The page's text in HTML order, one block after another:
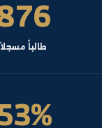
الأساسات
- المائية- السنة: 4